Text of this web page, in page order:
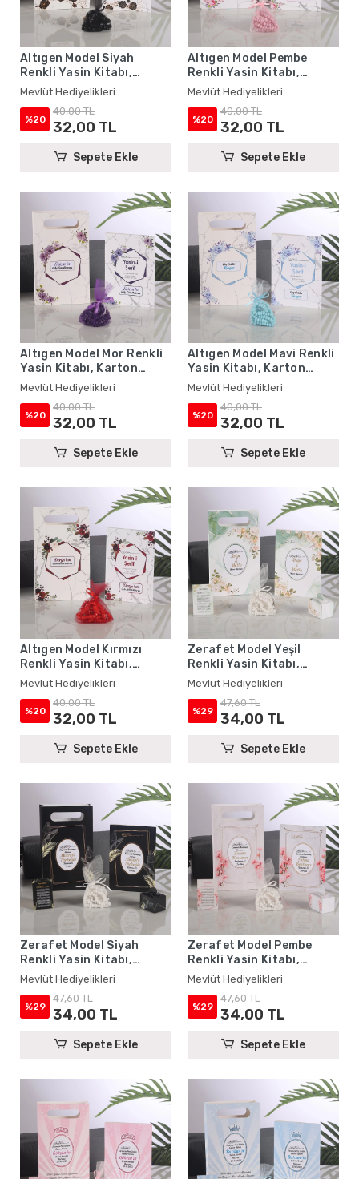
Altıgen Model Siyah
Renkli Yasin Kitabı,
Karton Çanta ve Tesbih -
Mevlüt Hediyelikleri
Mevlüt Hediyelikleri
%20
40,00 TL
32,00 TL
Sepete Ekle
Altıgen Model Pembe
Renkli Yasin Kitabı,
Karton Çanta ve Tesbih -
Mevlüt Hediyelikleri
Mevlüt Hediyelikleri
%20
40,00 TL
32,00 TL
Sepete Ekle
Altıgen Model Mor Renkli
Yasin Kitabı, Karton
Çanta ve Tesbih - Mevlüt
Hediyelikleri
Mevlüt Hediyelikleri
%20
40,00 TL
32,00 TL
Sepete Ekle
Altıgen Model Mavi Renkli
Yasin Kitabı, Karton
Çanta ve Tesbih - Mevlüt
Hediyelikleri
Mevlüt Hediyelikleri
%20
40,00 TL
32,00 TL
Sepete Ekle
Altıgen Model Kırmızı
Renkli Yasin Kitabı,
Karton Çanta ve Tesbih -
Mevlüt Hediyelikleri
Mevlüt Hediyelikleri
%20
40,00 TL
32,00 TL
Sepete Ekle
Zerafet Model Yeşil
Renkli Yasin Kitabı,
Lokum Kutusu, Magnet,
Karton Çanta ve Tesbih -
Mevlüt Hediyelikleri
Mevlüt Hediyelikleri
%29
47,60 TL
34,00 TL
Sepete Ekle
Zerafet Model Siyah
Renkli Yasin Kitabı,
Lokum Kutusu, Magnet,
Karton Çanta ve Tesbih -
Mevlüt Hediyelikleri
Mevlüt Hediyelikleri
%29
47,60 TL
34,00 TL
Sepete Ekle
Zerafet Model Pembe
Renkli Yasin Kitabı,
Lokum Kutusu, Magnet,
Karton Çanta ve Tesbih -
Mevlüt Hediyelikleri
Mevlüt Hediyelikleri
%29
47,60 TL
34,00 TL
Sepete Ekle